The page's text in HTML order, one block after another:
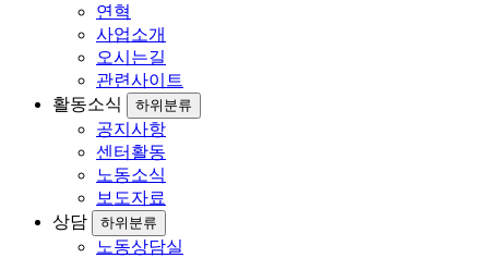
연혁
사업소개
오시는길
관련사이트
활동소식
하위분류
공지사항
센터활동
노동소식
보도자료
상담
하위분류
노동상담실